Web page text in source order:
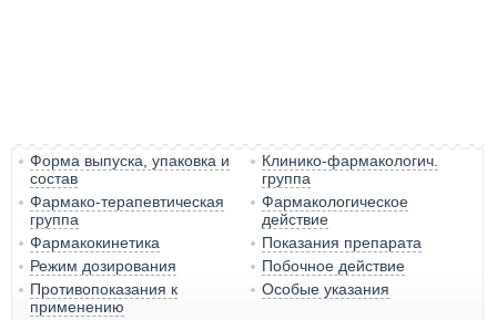
Форма выпуска, упаковка и
состав
Клинико-фармакологич.
группа
Фармако-терапевтическая
группа
Фармакологическое
действие
Фармакокинетика
Показания препарата
Режим дозирования
Побочное действие
Противопоказания к
применению
Особые указания